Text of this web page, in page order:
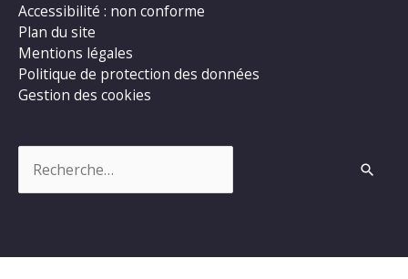
Accessibilité : non conforme
Plan du site
Mentions légales
Politique de protection des données
Gestion des cookies